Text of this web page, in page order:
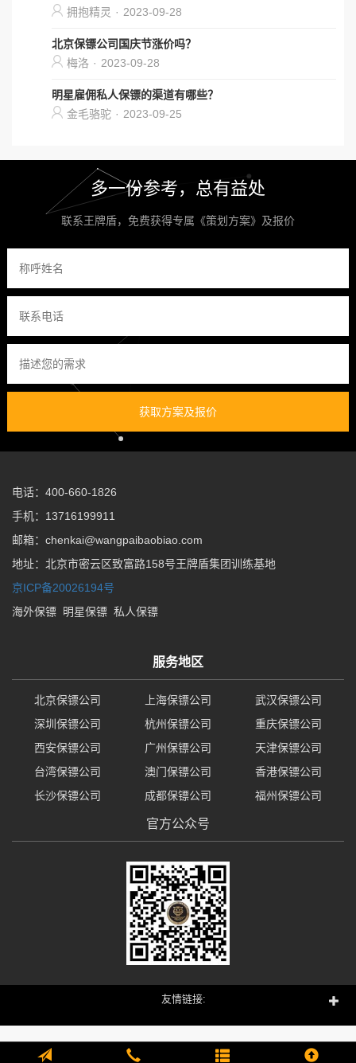
拥抱精灵 · 2023-09-28
北京保镖公司国庆节涨价吗？
梅洛 · 2023-09-28
明星雇佣私人保镖的渠道有哪些？
金毛骆驼 · 2023-09-25
多一份参考，总有益处
联系王牌盾，免费获得专属《策划方案》及报价
获取方案及报价
电话：400-660-1826
手机：13716199911
邮箱：chenkai@wangpaibaobiao.com
地址：北京市密云区致富路158号王牌盾集团训练基地
京ICP备20026194号
海外保镖
明星保镖 私人保镖
服务地区
北京保镖公司 上海保镖公司
武汉保镖公司
深圳保镖公司
杭州保镖公司
重庆保镖公司
西安保镖公司
广州保镖公司
天津保镖公司
台湾保镖公司
澳门保镖公司
香港保镖公司
长沙保镖公司
成都保镖公司 福州保镖公司
官方公众号
友情链接: